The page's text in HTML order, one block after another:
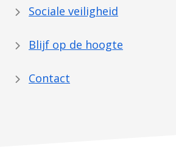
Sociale veiligheid
Blijf op de hoogte
Contact